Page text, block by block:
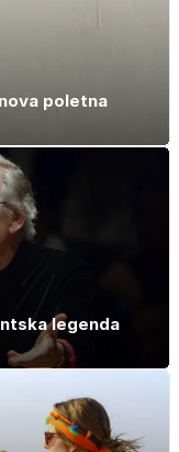
poletna
legenda